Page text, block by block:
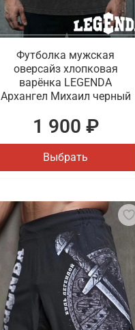
Футболка мужская
оверсайз хлопковая
варёнка LEGENDA
Архангел Михаил черный
1 900 ₽
Выбрать